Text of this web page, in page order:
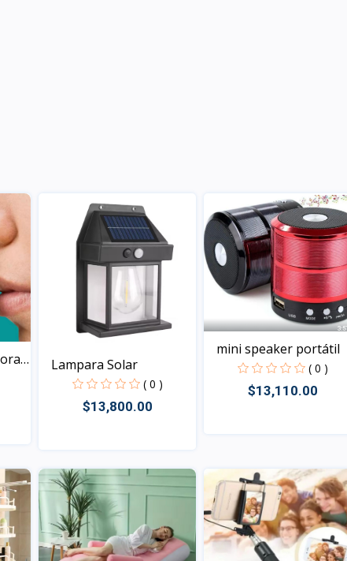
Lampara Solar
( 0 )
$13,800.00
Vista
mini speaker portátil
( 0 )
$13,110.00